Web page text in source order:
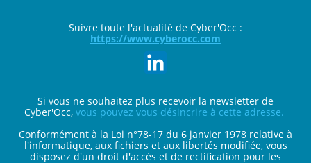
Suivre toute l'actualité de Cyber'Occ :
https://www.cyberocc.com
Si vous ne souhaitez plus recevoir la newsletter de
Cyber'Occ, vous pouvez vous désincrire à cette adresse.
Conformément à la Loi n°78-17 du 6 janvier 1978 relative à
l'informatique, aux fichiers et aux libertés modifiée, vous
disposez d'un droit d'accès et de rectification pour les